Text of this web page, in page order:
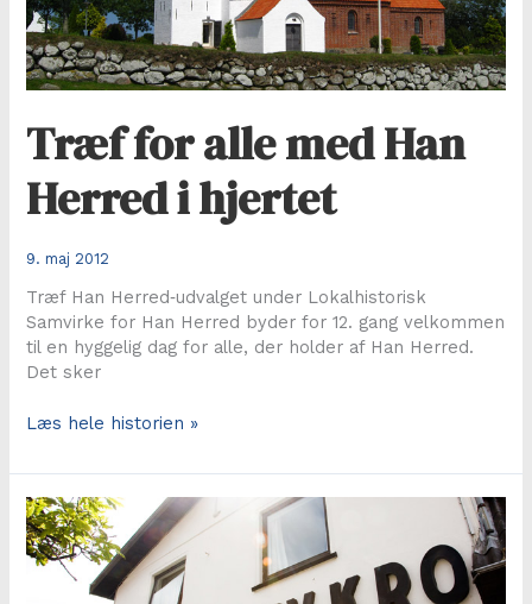
Træf for alle med Han
Herred i hjertet
9. maj 2012
Træf Han Herred‐udvalget under Lokalhistorisk
Samvirke for Han Herred byder for 12. gang velkommen
til en hyggelig dag for alle, der holder af Han Herred.
Det sker
Træf
alle
med
Han
Herred
Læs hele historien »